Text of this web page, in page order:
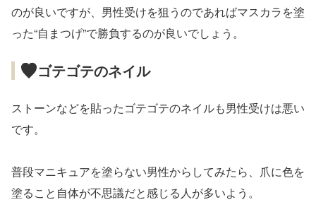
のが良いですが、男性受けを狙うのであればマスカラを塗
った“自まつげ”で勝負するのが良いでしょう。
ゴテゴテのネイル
ストーンなどを貼ったゴテゴテのネイルも男性受けは悪い
です。
普段マニキュアを塗らない男性からしてみたら、爪に色を
塗ること自体が不思議だと感じる人が多いよう。